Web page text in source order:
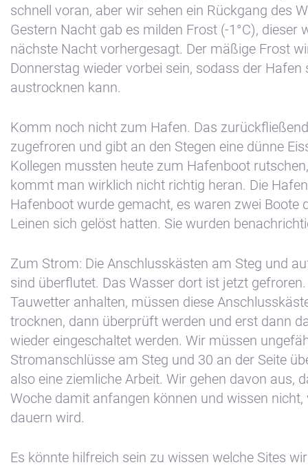
schnell voran, aber wir sehen ein Rückgang des
Gestern Nacht gab es milden Frost (-1°C), dieser
nächste Nacht vorhergesagt. Der mäßige Frost
Donnerstag wieder vorbei sein, sodass der Hafen
austrocknen kann.
Komm noch nicht zum Hafen. Das
zugefroren und gibt an den Stegen eine dünne
Kollegen mussten heute zum Hafenboot
kommt man wirklich nicht richtig heran. Die
Hafenboot wurde gemacht, es waren zwei Boote
Leinen sich gelöst hatten. Sie wurden
Zum Strom: Die Anschlusskästen am Steg und
sind überflutet. Das Wasser dort ist jetzt
Tauwetter anhalten, müssen diese
trocknen, dann überprüft werden und erst dann
wieder eingeschaltet werden. Wir müssen
Stromanschlüsse am Steg und 30 an der Seite
also eine ziemliche Arbeit. Wir gehen davon aus,
Woche damit anfangen können und wissen nicht,
dauern wird.
Es könnte hilfreich sein zu wissen welche Sites